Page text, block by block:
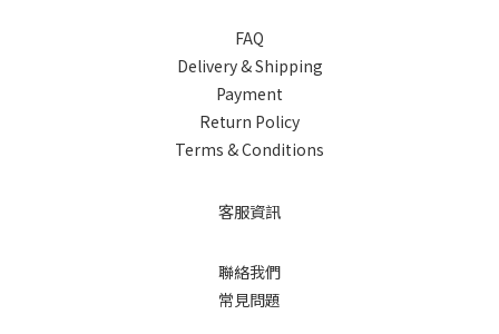
FAQ
Delivery & Shipping
Payment
Return Policy
Terms & Conditions
客服資訊
聯絡我們
常見問題